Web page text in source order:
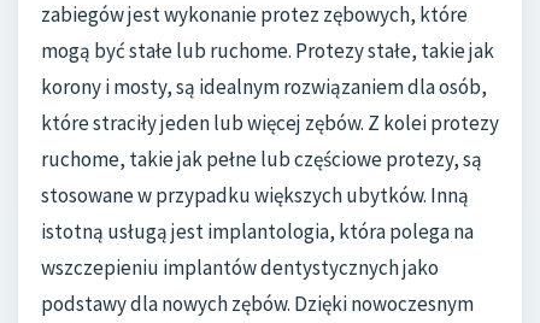
zabiegów jest wykonanie protez zębowych, które
mogą być stałe lub ruchome. Protezy stałe, takie jak
korony i mosty, są idealnym rozwiązaniem dla osób,
które straciły jeden lub więcej zębów. Z kolei protezy
ruchome, takie jak pełne lub częściowe protezy, są
stosowane w przypadku większych ubytków. Inną
istotną usługą jest implantologia, która polega na
wszczepieniu implantów dentystycznych jako
podstawy dla nowych zębów. Dzięki nowoczesnym